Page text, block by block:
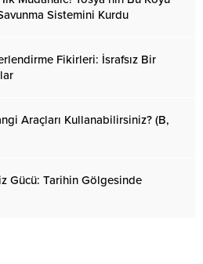
Sistemini Kurdu
Fikirleri: İsrafsız Bir
Araçları Kullanabilirsiniz? (B,
Gücü: Tarihin Gölgesinde